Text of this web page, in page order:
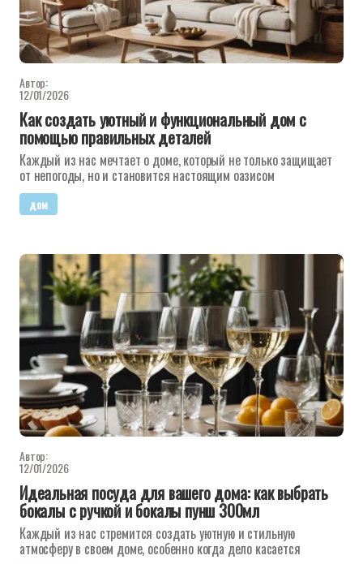
Автор:
12/01/2026
Как создать уютный и функциональный дом с
помощью правильных деталей
Каждый из нас мечтает о доме, который не только защищает
от непогоды, но и становится настоящим оазисом
дом
Автор:
12/01/2026
Идеальная посуда для вашего дома: как выбрать
бокалы с ручкой и бокалы пунш 300мл
Каждый из нас стремится создать уютную и стильную
атмосферу в своем доме, особенно когда дело касается